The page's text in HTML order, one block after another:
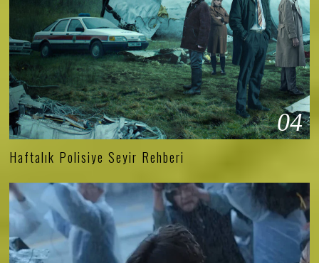
04
Haftalık Polisiye Seyir Rehberi